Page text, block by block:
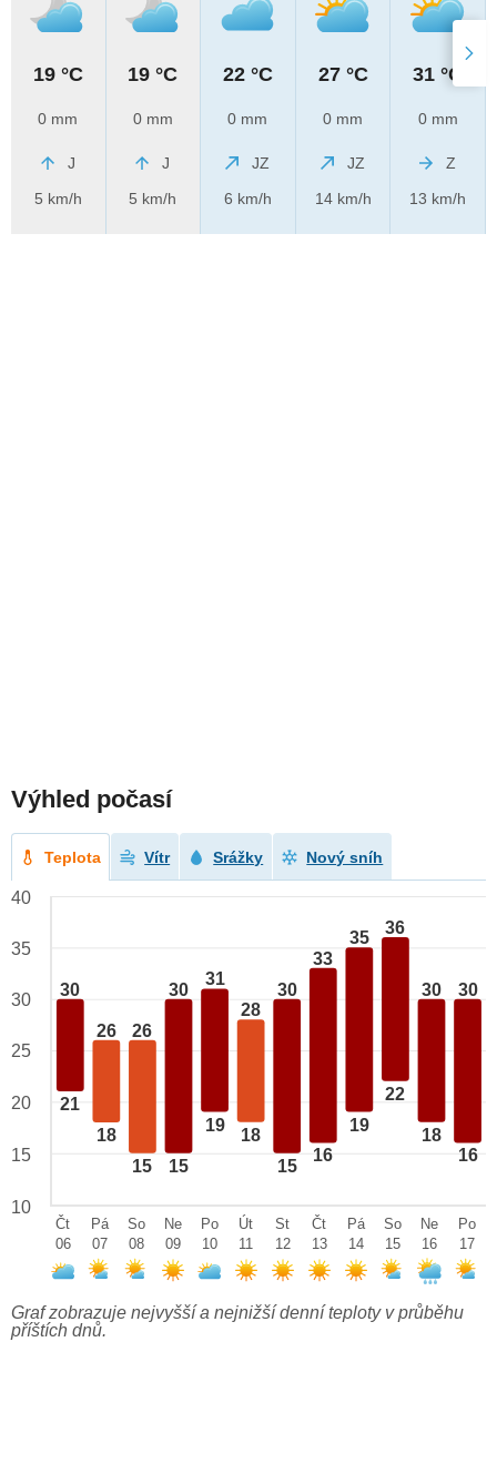
19 °C
0 mm
J
5 km/h
19 °C
0 mm
J
5 km/h
22 °C
0 mm
JZ
6 km/h
27 °C
0 mm
JZ
14 km/h
31 °C
0 mm
Z
13 km/h
Výhled počasí
Teplota Vítr Srážky Nový sníh
30
21
26
18
26
15
30
15
31
19
28
18
30
15
33
16
35
19
36
22
30
18
30
16
40
35
30
25
20
15
10
Čt
06
Pá
07
So
08
Ne
09
Po
10
Út
11
St
12
Čt
13
Pá
14
So
15
Ne
16
Po
17
Graf zobrazuje nejvyšší a nejnižší denní teploty v průběhu
příštích dnů.